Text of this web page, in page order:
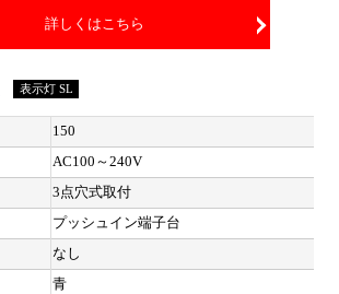
詳しくはこちら
表示灯 SL
150
AC100～240V
3点穴式取付
プッシュイン端子台
なし
青